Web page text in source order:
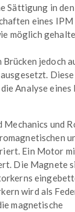
Sättigung in den
eines IPM
möglich
jedoch
Diese
Analyse eines
Mechanics und
Ein Motor
Die Magnete
wird als
magnetische